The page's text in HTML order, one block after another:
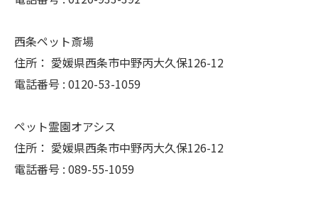
西条ペット斎場
住所： 愛媛県西条市中野丙大久保126-12
電話番号 : 0120-53-1059
ペット霊園オアシス
住所： 愛媛県西条市中野丙大久保126-12
電話番号 : 089-55-1059